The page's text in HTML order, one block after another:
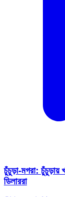
চুঁচুড়া-মগরা: চুঁচুড়ায়
ডিলাররা